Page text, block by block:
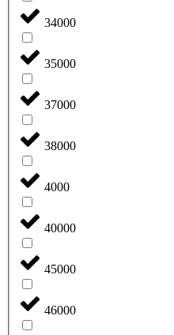
34000
35000
37000
38000
4000
40000
45000
46000